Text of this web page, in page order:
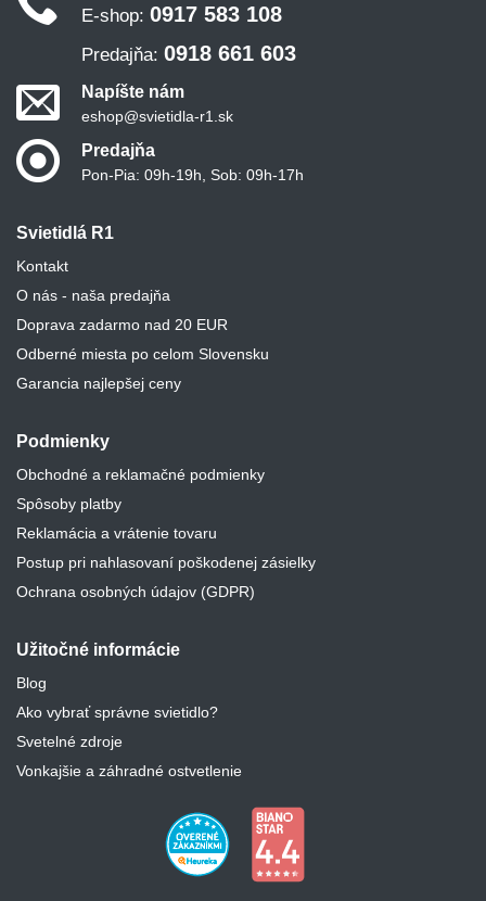
Svietidlá R1
Kontakt
O nás - naša predajňa
Doprava zadarmo nad 20 EUR
Odberné miesta po celom Slovensku
Garancia najlepšej ceny
Podmienky
Obchodné a reklamačné podmienky
Spôsoby platby
Reklamácia a vrátenie tovaru
Postup pri nahlasovaní poškodenej zásielky
Ochrana osobných údajov (GDPR)
Užitočné informácie
Blog
Ako vybrať správne svietidlo?
Svetelné zdroje
Vonkajšie a záhradné ostvetlenie
E-shop: 0917 583 108
Predajňa: 0918 661 603
Napíšte nám
eshop@svietidla-r1.sk
Predajňa
Pon-Pia: 09h-19h, Sob: 09h-17h